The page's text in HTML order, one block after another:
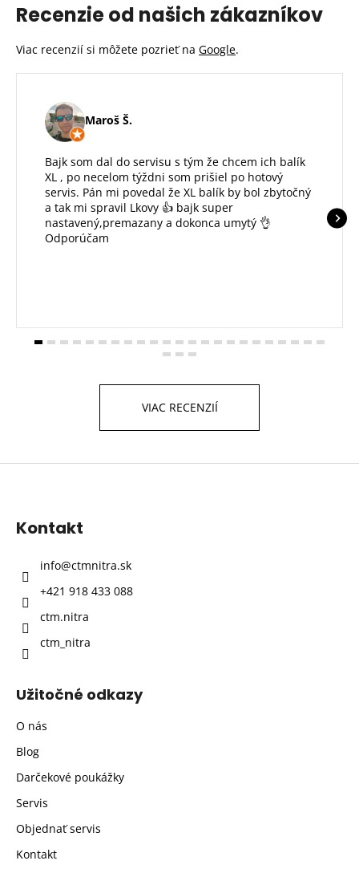
Recenzie od našich zákazníkov
Viac recenzií si môžete pozrieť na Google.
Maroš Š.
Bajk som dal do servisu s tým že chcem ich balík
XL , po necelom týždni som prišiel po hotový
servis. Pán mi povedal že XL balík by bol zbytočný
a tak mi spravil Lkovy 👍 bajk super
nastavený,premazany a dokonca umytý 👌
Odporúčam
VIAC RECENZIÍ
Z
Kontakt
info@ctmnitra.sk
+421 918 433 088
ctm.nitra
ctm_nitra
Užitočné odkazy
O nás
Blog
Darčekové poukážky
Servis
Objednať servis
Kontakt